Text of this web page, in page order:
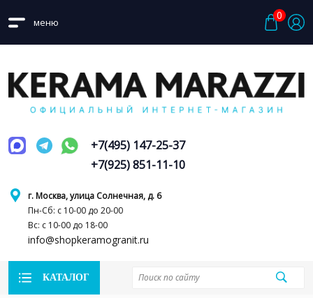
меню
0
г. Москва, улица Солнечная, д. 6
Пн-Сб: с 10-00 до 20-00
Вс: с 10-00 до 18-00
info@shopkeramogranit.ru
+7(495) 147-25-37
+7(925) 851-11-10
КАТАЛОГ